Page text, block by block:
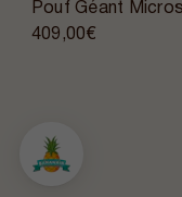
Pouf Géant
409,00€